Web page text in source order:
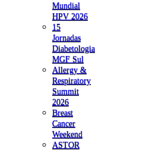
Mundial
HPV 2026
15
Jornadas
Diabetologia
MGF Sul
Allergy &
Respiratory
Summit
2026
Breast
Cancer
Weekend
ASTOR